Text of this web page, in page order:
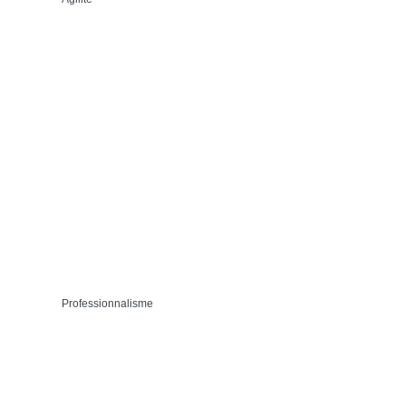
Professionnalisme